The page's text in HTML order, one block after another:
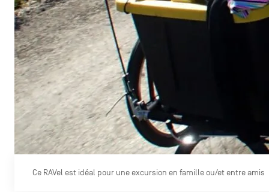
Ce RAVel est idéal pour une excursion en famille ou/et entre amis